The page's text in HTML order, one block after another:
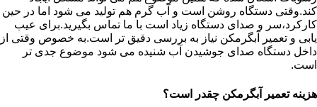
کند.وقتی دستگاه روشن است و آب گرم هم تولید می شود اما در حین
کارکرد،سر و صدای دستگاه زیاد است با ما تماس بگیرید.برای عیب
یابی و تعمیر آبگرمکن نیاز به بررسی دقیق تر است.به خصوص وقتی از
داخل دستگاه صدای جوشیدن آب شنیده می شود موضوع جدی تر
است.
هزینه تعمیر آبگرمکن چقدر است؟